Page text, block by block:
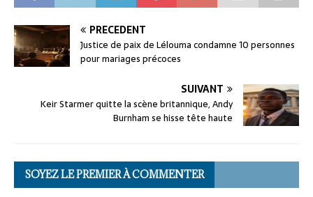
PRÉCÉDENT
Justice de paix de Lélouma condamne 10 personnes
pour mariages précoces
SUIVANT
Keir Starmer quitte la scène britannique, Andy
Burnham se hisse tête haute
SOYEZ LE PREMIER À COMMENTER